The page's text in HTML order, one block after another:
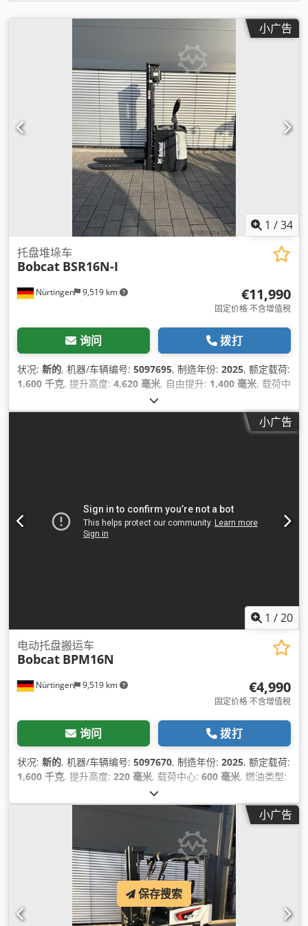
小广告
1 /34
Nürtingen 9,519 km
托盘堆垛车
Bobcat BSR16N-I
€11,990
固定价格 不含增值税
询问 拨打
状况: 新的, 机器/车辆编号: 5097695, 制造年份: 2025, 额定载荷:
1,600 千克, 提升高度: 4,620 毫米, 自由提升: 1,400 毫米, 载荷中
, 桅杆类型:
高度:2,120 毫米, 电池电压:25.6 V, 叉长:1,150 毫米, 总重量:
小广告
1 /20
Nürtingen 9,519 km
电动托盘搬运车
Bobcat BPM16N
€4,990
固定价格 不含增值税
询问 拨打
状况: 新的, 机器/车辆编号: 5097670, 制造年份: 2025, 额定载荷:
1,600 千克, 提升高度: 220 毫米, 载荷中心: 600 毫米, 燃油类型:
, 建筑高度:1,300 毫米
叉长:1,150 毫米, 总重量:400 千克,
小广告
保存搜索